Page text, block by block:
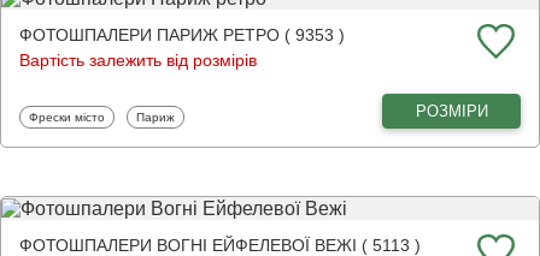
ФОТОШПАЛЕРИ ПАРИЖ РЕТРО ( 9353 )
Вартість залежить від розмірів
Фотошпалери
Фрески місто Фотошпалери
Париж РОЗМІРИ
ФОТОШПАЛЕРИ ВОГНІ ЕЙФЕЛЕВОЇ ВЕЖІ ( 5113 )